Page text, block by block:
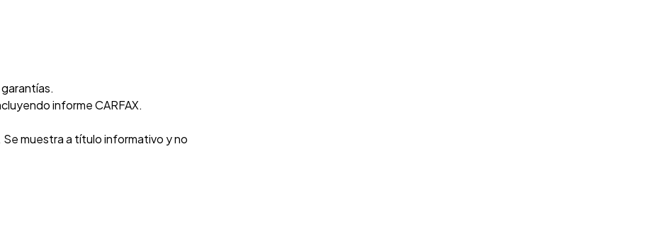
informe CARFAX.
muestra a título informativo y no